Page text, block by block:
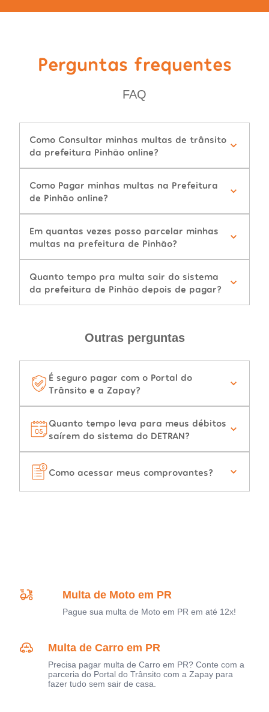
Perguntas frequentes
FAQ
Como Consultar minhas multas de trânsito
da prefeitura Pinhão online?
Como Pagar minhas multas na Prefeitura
de Pinhão online?
Em quantas vezes posso parcelar minhas
multas na prefeitura de Pinhão?
Quanto tempo pra multa sair do sistema
da prefeitura de Pinhão depois de pagar?
Outras perguntas
É seguro pagar com o Portal do
Trânsito e a Zapay?
Quanto tempo leva para meus débitos
saírem do sistema do DETRAN?
Como acessar meus comprovantes?
Multa de Moto em PR
Pague sua multa de Moto em PR em até 12x!
Multa de Carro em PR
Precisa pagar multa de Carro em PR? Conte com a
parceria do Portal do Trânsito com a Zapay para
fazer tudo sem sair de casa.